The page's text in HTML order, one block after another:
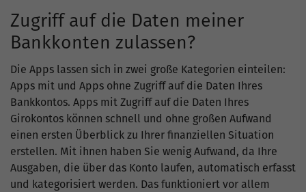
Zugriff auf die Daten meiner
Bankkonten zulassen?
Die Apps lassen sich in zwei große Kategorien einteilen:
Apps mit und Apps ohne Zugriff auf die Daten Ihres
Bankkontos. Apps mit Zugriff auf die Daten Ihres
Girokontos können schnell und ohne großen Aufwand
einen ersten Überblick zu Ihrer finanziellen Situation
erstellen. Mit ihnen haben Sie wenig Aufwand, da Ihre
Ausgaben, die über das Konto laufen, automatisch erfasst
und kategorisiert werden. Das funktioniert vor allem